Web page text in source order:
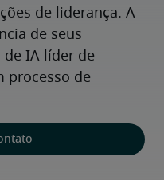
de liderança. A
de seus
de IA líder de
processo de